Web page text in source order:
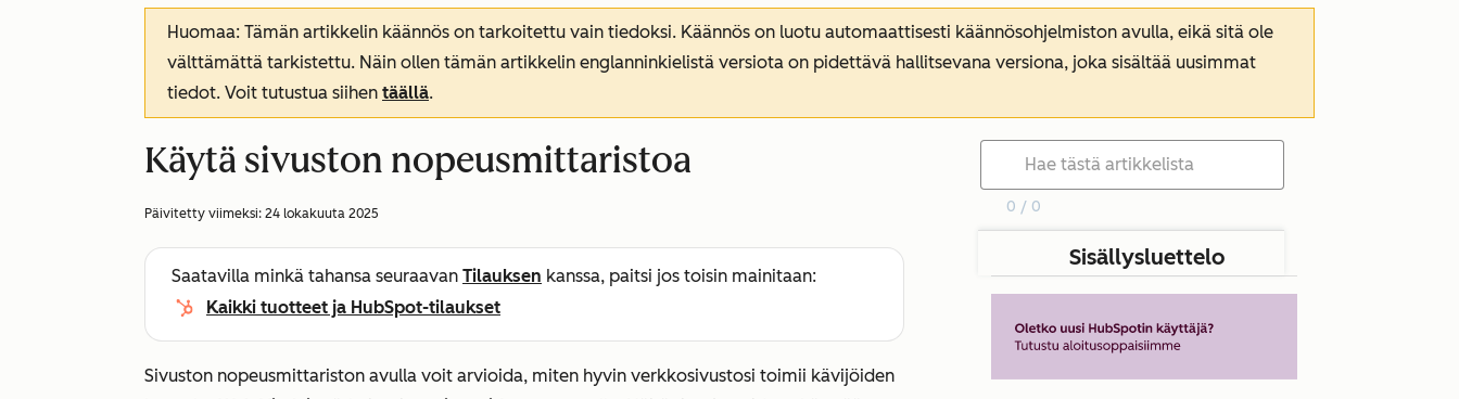
Huomaa: Tämän artikkelin käännös on tarkoitettu vain tiedoksi. Käännös on luotu automaattisesti käännösohjelmiston avulla, eikä sitä ole
välttämättä tarkistettu. Näin ollen tämän artikkelin englanninkielistä versiota on pidettävä hallitsevana versiona, joka sisältää uusimmat
tiedot. Voit tutustua siihen täällä.
Käytä sivuston nopeusmittaristoa
Päivitetty viimeksi: 24 lokakuuta 2025
Saatavilla minkä tahansa seuraavan Tilauksen kanssa, paitsi jos toisin mainitaan:
Kaikki tuotteet ja HubSpot-tilaukset
Sivuston nopeusmittariston avulla voit arvioida, miten hyvin verkkosivustosi toimii kävijöiden
0 / 0
Sisällysluettelo